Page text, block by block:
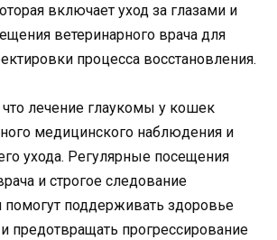
включает уход за глазами и
ветеринарного врача для
процесса восстановления.
лечение глаукомы у кошек
медицинского наблюдения и
ухода. Регулярные посещения
и строгое следование
поддерживать здоровье
предотвращать прогрессирование